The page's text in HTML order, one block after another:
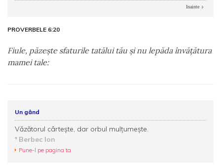
Inainte
PROVERBELE 6:20
Fiule, păzeşte sfaturile tatălui tău şi nu lepăda învăţătura
mamei tale:
Un gând
Văzătorul cârtește, dar orbul mulțumește.
Berbec Ion
Pune-l pe pagina ta